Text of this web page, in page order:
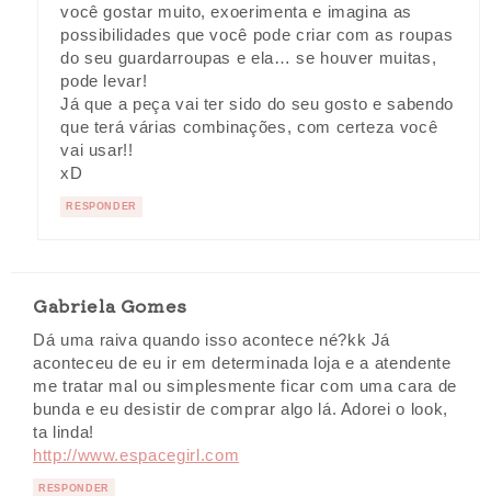
você gostar muito, exoerimenta e imagina as
possibilidades que você pode criar com as roupas
do seu guardarroupas e ela… se houver muitas,
pode levar!
Já que a peça vai ter sido do seu gosto e sabendo
que terá várias combinações, com certeza você
vai usar!!
xD
RESPONDER
Gabriela Gomes
Dá uma raiva quando isso acontece né?kk Já
aconteceu de eu ir em determinada loja e a atendente
me tratar mal ou simplesmente ficar com uma cara de
bunda e eu desistir de comprar algo lá. Adorei o look,
ta linda!
http://www.espacegirl.com
RESPONDER